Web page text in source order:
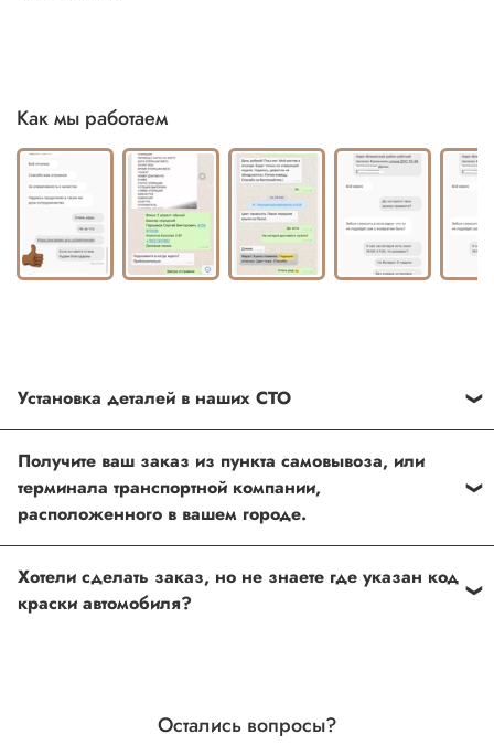
Как мы работаем
Установка деталей в наших СТО
можно установить в любом из наших установочных
центров по Москве
Получите ваш заказ из пункта самовывоза, или
терминала транспортной компании,
расположенного в вашем городе.
нашим менеджером
Хотели сделать заказ, но не знаете где указан код
краски автомобиля?
менеджеру по форме обратной связи, на Whats up, либо
Остались вопросы?